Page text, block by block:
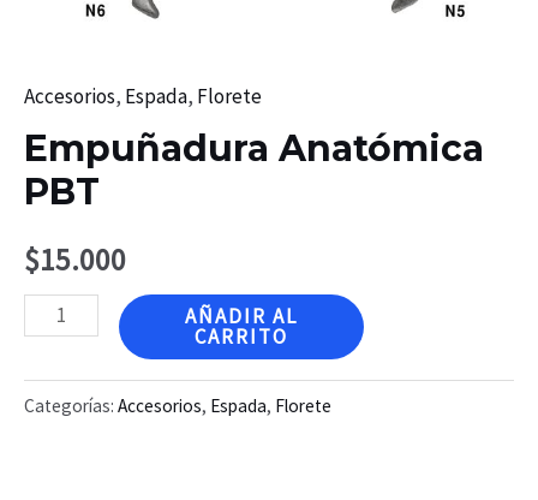
Accesorios, Espada, Florete
Empuñadura Anatómica
PBT
$15.000
Empuñadura
PBT
cantidad
AÑADIR AL
CARRITO
Categorías: Accesorios, Espada, Florete